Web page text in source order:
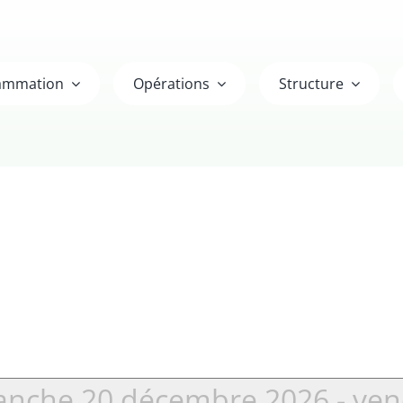
Opérations Structure